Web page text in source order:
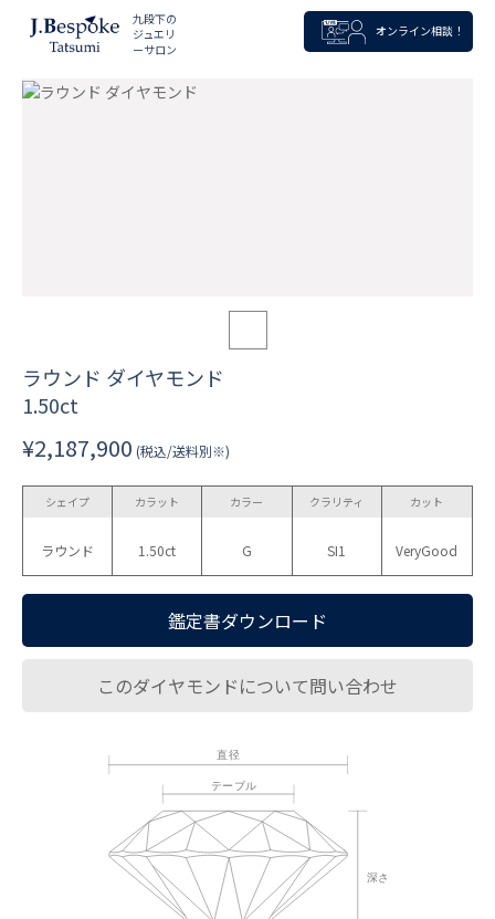
九段下の
ジュエリ
ーサロン
オンライン相談！
ラウンド ダイヤモンド
1.50ct
¥2,187,900 (税込/送料別※)
シェイプ
ラウンド
カラット
1.50ct
カラー
G
クラリティ
SI1
カット
VeryGood
鑑定書ダウンロード
このダイヤモンドについて問い合わせ